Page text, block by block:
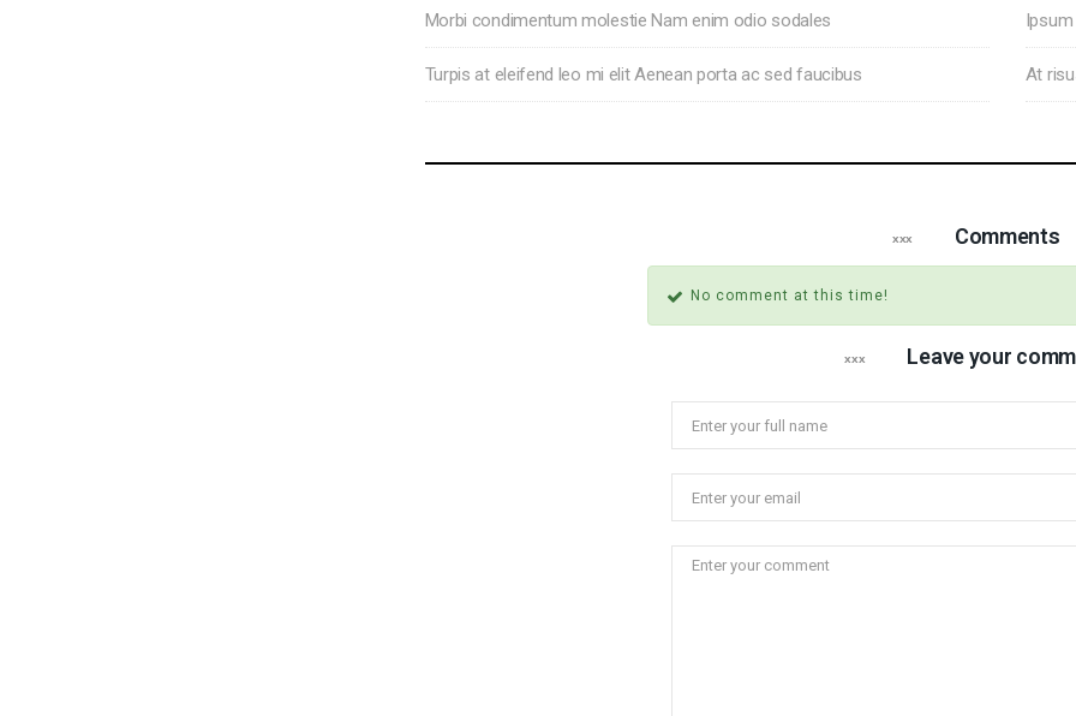
Morbi condimentum molestie Nam enim odio sodales
Turpis at eleifend leo mi elit Aenean porta ac sed faucibus At
Comments
No comment at this time!
Leave your